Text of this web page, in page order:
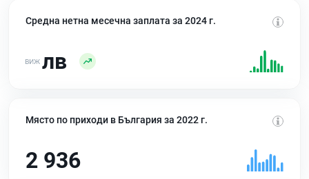
Средна нетна месечна заплата за 2024 г.
лв
Място по приходи в България за 2022 г.
2 936